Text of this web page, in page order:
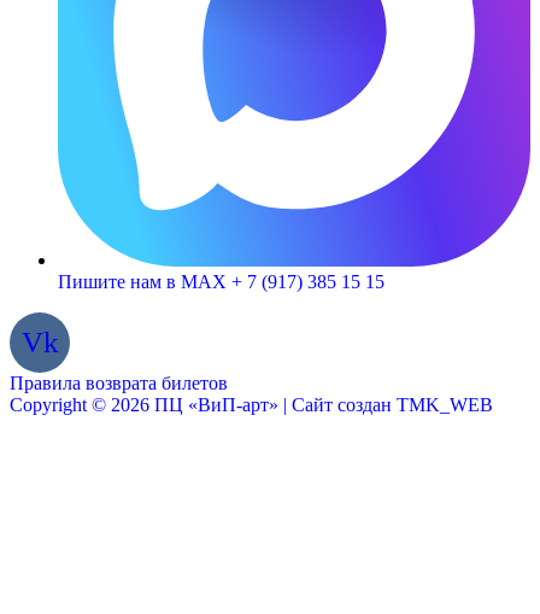
Пишите нам в MAX + 7 (917) 385 15 15
Vk
Правила возврата билетов
Copyright © 2026 ПЦ «ВиП-арт» | Сайт создан TMK_WEB